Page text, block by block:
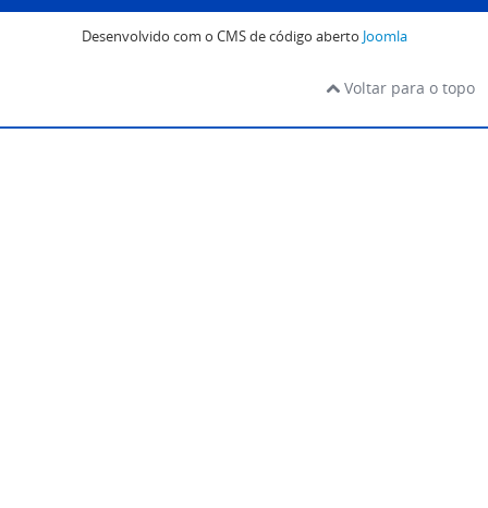
Desenvolvido com o CMS de código aberto Joomla
Voltar para o topo